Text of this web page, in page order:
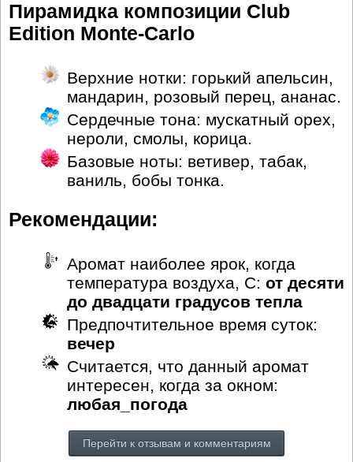
Пирамидка композиции Club
Edition Monte-Carlo
Верхние нотки: горький апельсин,
мандарин, розовый перец, ананас.
Сердечные тона: мускатный орех,
нероли, смолы, корица.
Базовые ноты: ветивер, табак,
ваниль, бобы тонка.
Рекомендации:
Аромат наиболее ярок, когда
температура воздуха, С: от десяти
до двадцати градусов тепла
Предпочтительное время суток:
вечер
Считается, что данный аромат
интересен, когда за окном:
любая_погода
Перейти к отзывам и комментариям